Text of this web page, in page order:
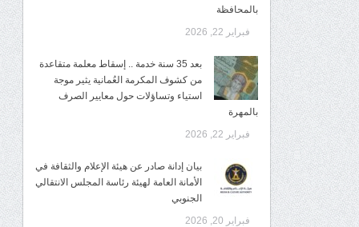
بالمحافظة
فبراير 22, 2026
بعد 35 سنة خدمة .. إسقاط معلمة متقاعدة
من كشوف المكرمة العُمانية يثير موجة
استياء وتساؤلات حول معايير الصرف
بالمهرة
فبراير 22, 2026
بيان إدانة صادر عن هيئة الإعلام والثقافة في
الأمانة العامة لهيئة رئاسة المجلس الانتقالي
الجنوبي
فبراير 20, 2026